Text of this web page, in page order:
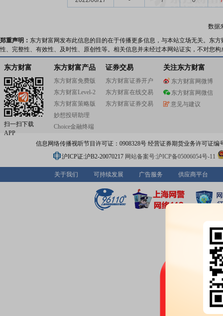
数据
郑重声明： 东方财富网发布此信息的目的在于传播更多信息，与本站立场无关。东
性、完整性、有效性、及时性、原创性等。相关信息并未经过本网站证实，不对您
东方财富
扫一扫下载
APP
东方财富产品
东方财富免费版
东方财富Level-2
东方财富策略版
妙想投研助理
Choice金融终端
证券交易
东方财富证券开户
东方财富在线交易
东方财富证券交易
关注东方财富
东方财富网微博
东方财富网微信
意见与建议
信息网络传播视听节目许可证：0908328号 经营证券期货业务许可证编
沪ICP证:沪B2-20070217 网站备案号:沪ICP备05006054号-11
关于我们 可持续发展 广告服务 供应商平台